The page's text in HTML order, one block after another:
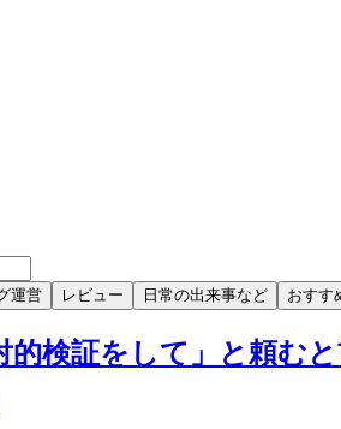
運営 レビュー 日常の出来事など おすす
的検証をして」と頼む